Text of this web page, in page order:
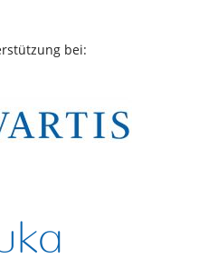
bei: